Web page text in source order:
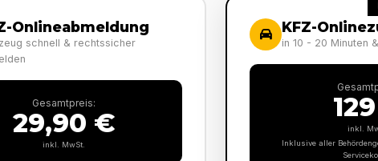
Onlineabmeldung
schnell & rechtssicher
Gesamtpreis:
29,90 €
inkl. MwSt.
KFZ-
in 10 - 20 Minuten
inkl.
Inklusive aller